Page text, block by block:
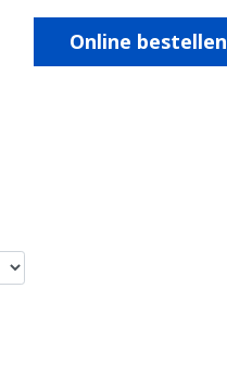
Online bestellen